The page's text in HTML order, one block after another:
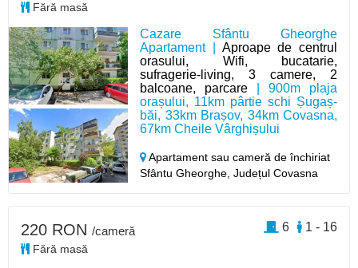
Cazare Sfântu Gheorghe
Apartament | Aproape de centrul
orasului, Wifi, bucatarie,
sufragerie-living, 3 camere, 2
balcoane, parcare | 900m plaja
orașului, 11km pârtie schi Șugaș-
băi, 33km Brașov, 34km Covasna,
67km Cheile Vârghișului
Apartament sau cameră de închiriat
Sfântu Gheorghe,Județul Covasna
Fără masă
220 RON /cameră
Fără masă
1 - 16
6